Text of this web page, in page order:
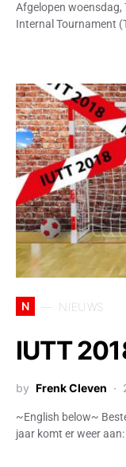
Afgelopen woensdag,
Internal Tournament
N NIEUWS
IUTT
by Frenk Cleven
~English below~
jaar komt er weer aan: